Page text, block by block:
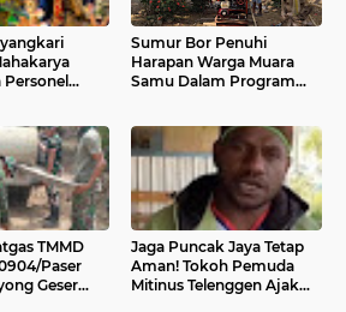
Personel
Sumur Bor Penuhi
Harapan Warga Muara
Samu Dalam Program
TMMD
Paser
Geser
Jaga Puncak Jaya Tetap
Aman! Tokoh Pemuda
Mitinus Telenggen Ajak